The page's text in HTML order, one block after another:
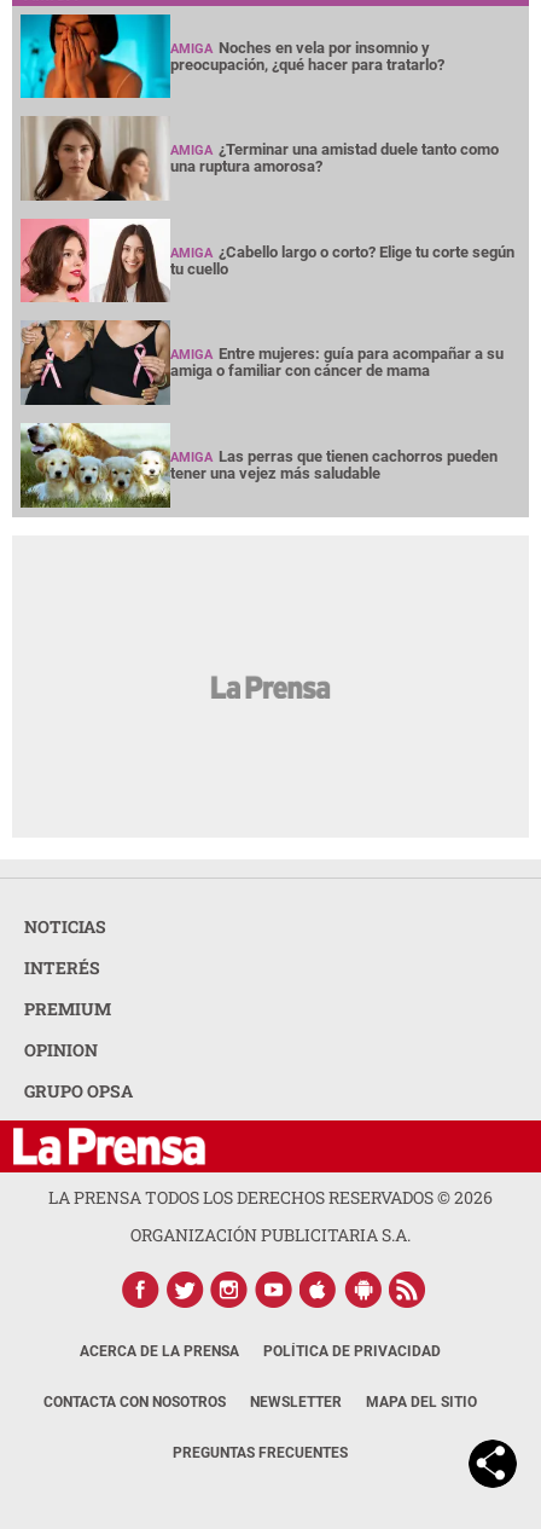
AMIGA Noches en vela por insomnio y
preocupación, ¿qué hacer para tratarlo?
AMIGA ¿Terminar una amistad duele tanto como
una ruptura amorosa?
AMIGA ¿Cabello largo o corto? Elige tu corte según
tu cuello
AMIGA Entre mujeres: guía para acompañar a su
amiga o familiar con cáncer de mama
AMIGA Las perras que tienen cachorros pueden
tener una vejez más saludable
NOTICIAS
INTERÉS
PREMIUM
OPINION
GRUPO OPSA
LA PRENSA TODOS LOS DERECHOS RESERVADOS ©2026
ORGANIZACIÓN PUBLICITARIA S.A.
ACERCA DE LA PRENSA POLÍTICA DE PRIVACIDAD
CONTACTA CON NOSOTROS NEWSLETTER MAPA DEL SITIO
PREGUNTAS FRECUENTES